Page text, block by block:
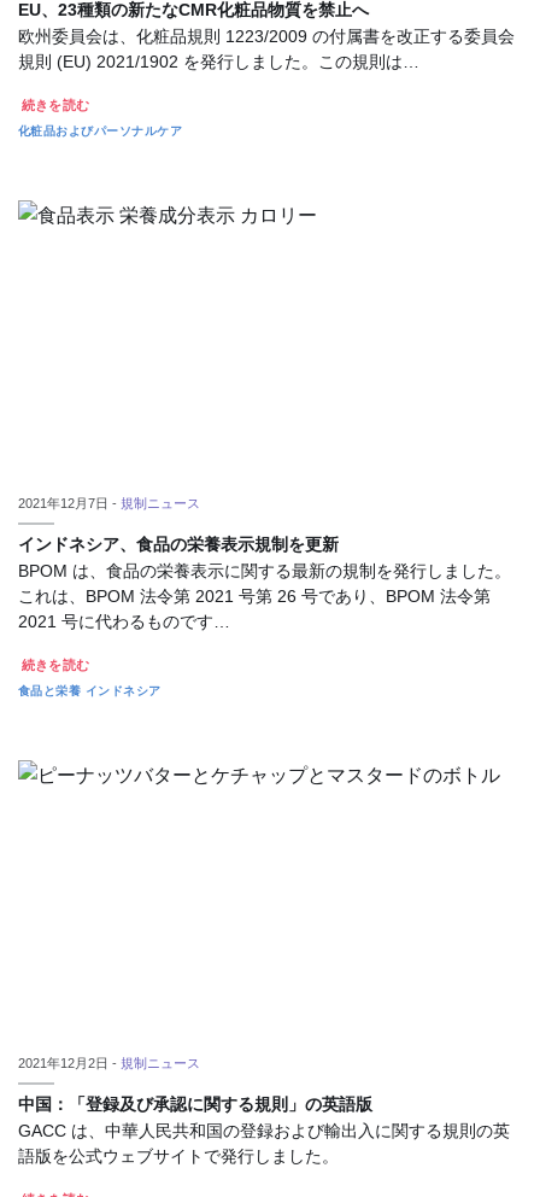
EU、23種類の新たなCMR化粧品物質を禁止へ
欧州委員会は、化粧品規則 1223/2009 の付属書を改正する委員会
規則 (EU) 2021/1902 を発行しました。この規則は…
続きを読む
化粧品およびパーソナルケア
2021年12月7日 - 規制ニュース
インドネシア、食品の栄養表示規制を更新
BPOM は、食品の栄養表示に関する最新の規制を発行しました。
これは、BPOM 法令第 2021 号第 26 号であり、BPOM 法令第
2021 号に代わるものです…
続きを読む
食品と栄養 インドネシア
2021年12月2日 - 規制ニュース
中国：「登録及び承認に関する規則」の英語版
GACC は、中華人民共和国の登録および輸出入に関する規則の英
語版を公式ウェブサイトで発行しました。